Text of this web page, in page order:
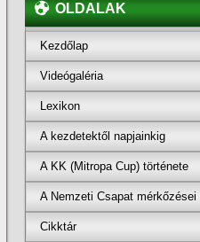
OLDALAK
Kezdőlap
Videógaléria
Lexikon
A kezdetektől napjainkig
A KK (Mitropa Cup) története
A Nemzeti Csapat mérkőzései
Cikktár